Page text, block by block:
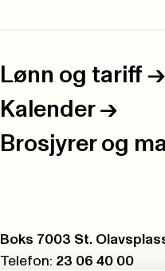
Lønn og tariff ->
Kalender ->
Brosjyrer og
Postboks:
Boks 7003 St.
Telefon: 23 06 40 00